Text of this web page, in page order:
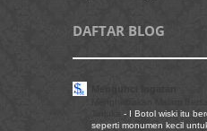
DAFTAR BLOG
- I Botol wiski itu
seperti monumen kecil